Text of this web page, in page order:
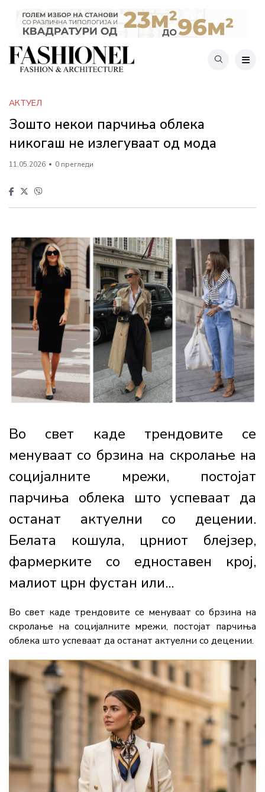
АКТУЕЛ
Зошто некои парчиња облека
никогаш не излегуваат од мода
11.05.2026 0 прегледи
Во свет каде трендовите се
менуваат со брзина на скролање на
социјалните мрежи, постојат
парчиња облека што успеваат да
останат актуелни со децении.
Белата кошула, црниот блејзер,
фармерките со едноставен крој,
малиот црн фустан или...
Во свет каде трендовите се менуваат со брзина на
скролање на социјалните мрежи, постојат парчиња
облека што успеваат да останат актуелни со децении.